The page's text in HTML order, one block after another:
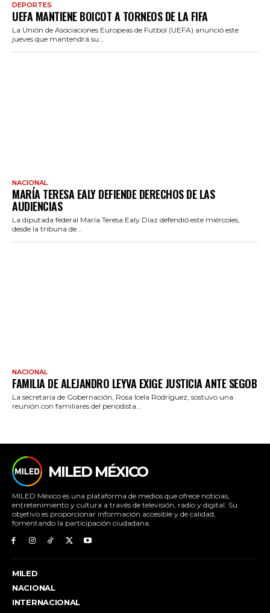
DEPORTES
UEFA MANTIENE BOICOT A TORNEOS DE LA FIFA
La Unión de Asociaciones Europeas de Futbol (UEFA) anunció este
jueves que mantendrá su...
NACIONAL
MARÍA TERESA EALY DEFIENDE DERECHOS DE LAS
AUDIENCIAS
La diputada federal María Teresa Ealy Díaz defendió este miércoles,
desde la tribuna de...
NACIONAL
FAMILIA DE ALEJANDRO LEYVA EXIGE JUSTICIA ANTE SEGOB
La secretaria de Gobernación, Rosa Icela Rodríguez, sostuvo una
reunión con familiares del periodista...
MILED MÉXICO
MILED México es una plataforma de medios que ofrece noticias,
entretenimiento y cultura a través de televisión, radio y digital. Su
objetivo es proporcionar información accesible y de calidad,
fomentando la participación ciudadana.
MILED
NACIONAL
INTERNACIONAL